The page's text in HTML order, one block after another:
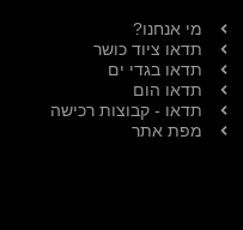
מי אנחנו?
תדאו ציוד כושר
תדאו בגדי ים
תדאו הום
תדאו - קבוצות רכישה
מפת אתר